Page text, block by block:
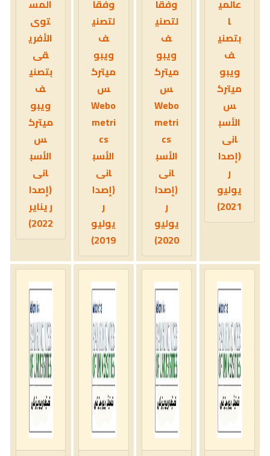
عالمي
ا
بتصني
ف
ويبو
ميترك
س
الأسب
انى
(إصدا
ر
يوليو
2021)
وفقا
لتصني
ف
ويبو
ميترك
س
Webo
metri
cs
الأسب
انى
(إصدا
ر
يوليو
2020)
وفقا
لتصني
ف
ويبو
ميترك
س
Webo
metri
cs
الأسب
انى
(إصدا
ر
يوليو
2019)
المس
توى
الأفري
قى
بتصني
ف
ويبو
ميترك
س
الأسب
انى
(إصدا
ر يناير
2022)